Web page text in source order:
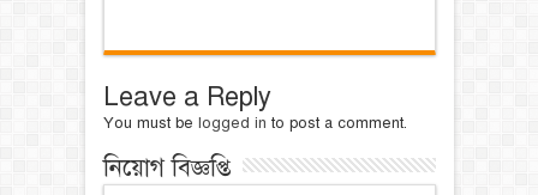
Leave a Reply
You must be logged in to post a comment.
নিয়োগ বিজ্ঞপ্তি